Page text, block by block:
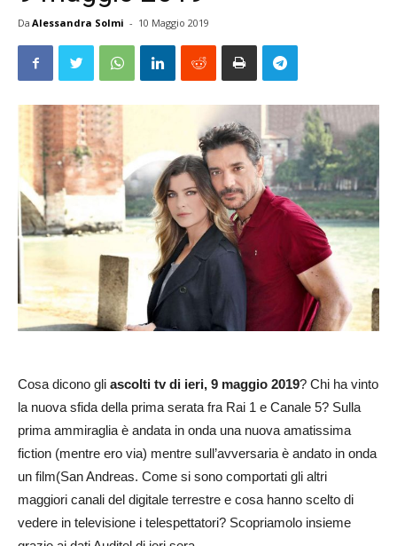
Da Alessandra Solmi - 10 Maggio 2019
Cosa dicono gli ascolti tv di ieri, 9 maggio 2019? Chi ha vinto
la nuova sfida della prima serata fra Rai 1 e Canale 5? Sulla
prima ammiraglia è andata in onda una nuova amatissima
fiction (mentre ero via) mentre sull’avversaria è andato in onda
un film(San Andreas. Come si sono comportati gli altri
maggiori canali del digitale terrestre e cosa hanno scelto di
vedere in televisione i telespettatori? Scopriamolo insieme